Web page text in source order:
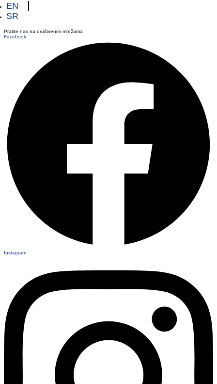
EN
SR
Pratite nas na društvenim mrežama
Facebook
Instagram